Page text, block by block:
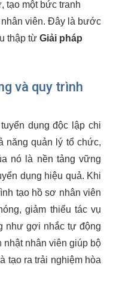
tạo một bức tranh
nhân viên. Đây là bước
thập từ Giải pháp
và quy trình
dụng độc lập chi
năng quản lý tổ chức,
nó là nền tảng vững
dụng hiệu quả. Khi
tạo hồ sơ nhân viên
giảm thiểu tác vụ
như gợi nhắc tự động
nhật nhân viên giúp bộ
tạo ra trải nghiệm hòa